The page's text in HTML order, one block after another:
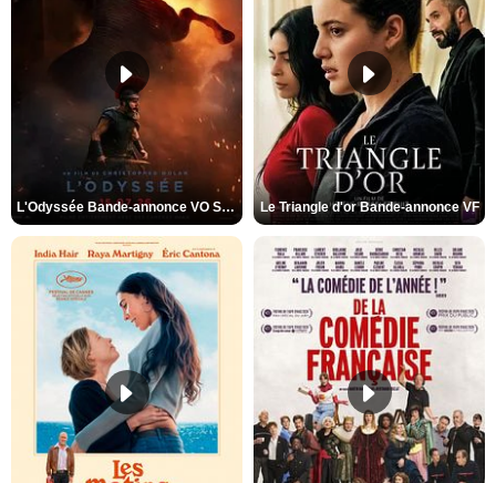
L'Odyssée Bande-annonce VO STFR Le Triangle d'or Bande-annonce VF